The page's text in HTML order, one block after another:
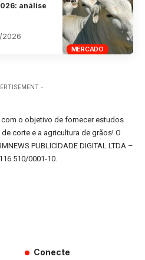
MERCADO
análise
-
com o objetivo de fornecer estudos
corte e a agricultura de grãos! O
PUBLICIDADE DIGITAL LTDA –
0001-10.
Conecte